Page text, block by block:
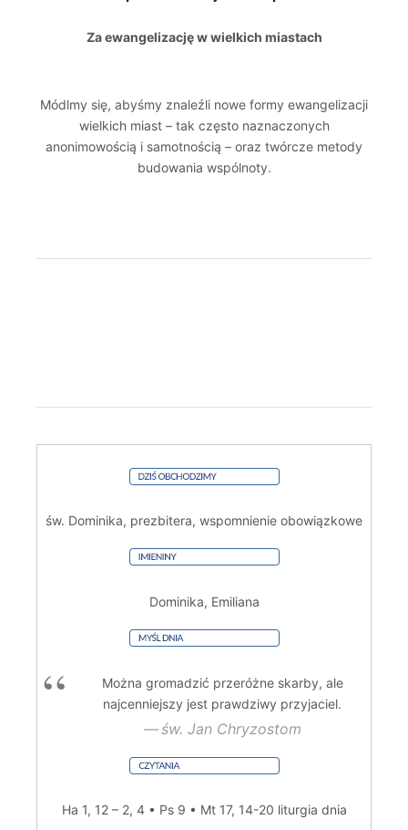
Za ewangelizację w wielkich miastach
Módlmy się, abyśmy znaleźli nowe formy ewangelizacji
wielkich miast – tak często naznaczonych
anonimowością i samotnością – oraz twórcze metody
budowania wspólnoty.
św. Dominika, prezbitera, wspomnienie obowiązkowe
Dominika, Emiliana
Można gromadzić przeróżne skarby, ale
najcenniejszy jest prawdziwy przyjaciel.
św. Jan Chryzostom
Ha 1, 12 – 2, 4 • Ps 9 • Mt 17, 14-20 liturgia dnia